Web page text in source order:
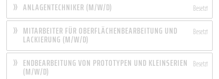
ANLAGENTECHNIKER (M/W/D) Besetzt
MITARBEITER FÜR OBERFLÄCHENBEARBEITUNG UND
LACKIERUNG (M/W/D)
Besetzt
ENDBEARBEITUNG VON PROTOTYPEN UND KLEINSERIEN
(M/W/D)
Besetzt